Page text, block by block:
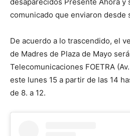
desaparecidos Presente Ahora y
comunicado que enviaron desde
De acuerdo a lo trascendido, el
de Madres de Plaza de Mayo
Telecomunicaciones FOETRA
este lunes 15 a partir de las 14
de 8. a 12.